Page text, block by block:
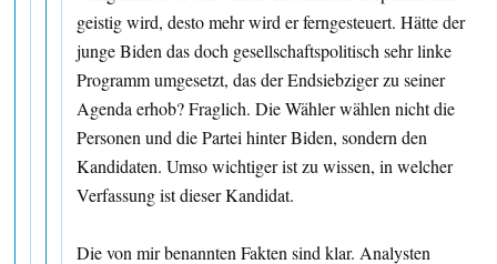
geistig wird, desto mehr wird er ferngesteuert. Hätte der
junge Biden das doch gesellschaftspolitisch sehr linke
Programm umgesetzt, das der Endsiebziger zu seiner
Agenda erhob? Fraglich. Die Wähler wählen nicht die
Personen und die Partei hinter Biden, sondern den
Kandidaten. Umso wichtiger ist zu wissen, in welcher
Verfassung ist dieser Kandidat.
Die von mir benannten Fakten sind klar. Analysten